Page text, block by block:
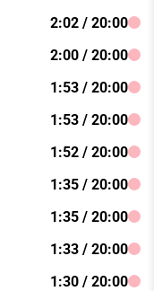
2:02 / 20:00
2:00 / 20:00
1:53 / 20:00
1:53 / 20:00
1:52 / 20:00
1:35 / 20:00
1:35 / 20:00
1:33 / 20:00
1:30 / 20:00